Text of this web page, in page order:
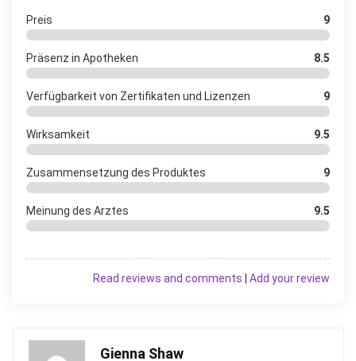
Preis 9
Präsenz in Apotheken 8.5
Verfügbarkeit von Zertifikaten und Lizenzen 9
Wirksamkeit 9.5
Zusammensetzung des Produktes 9
Meinung des Arztes 9.5
Add your review
Read reviews and comments
Gienna Shaw